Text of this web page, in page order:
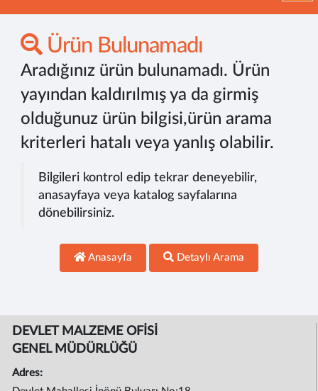
Ürün Bulunamadı
Aradığınız ürün bulunamadı. Ürün
yayından kaldırılmış ya da girmiş
olduğunuz ürün bilgisi,ürün arama
kriterleri hatalı veya yanlış olabilir.
Bilgileri kontrol edip tekrar deneyebilir,
anasayfaya veya katalog sayfalarına
dönebilirsiniz.
Anasayfa Detaylı Arama
DEVLET MALZEME OFİSİ
GENEL MÜDÜRLÜĞÜ
Adres: